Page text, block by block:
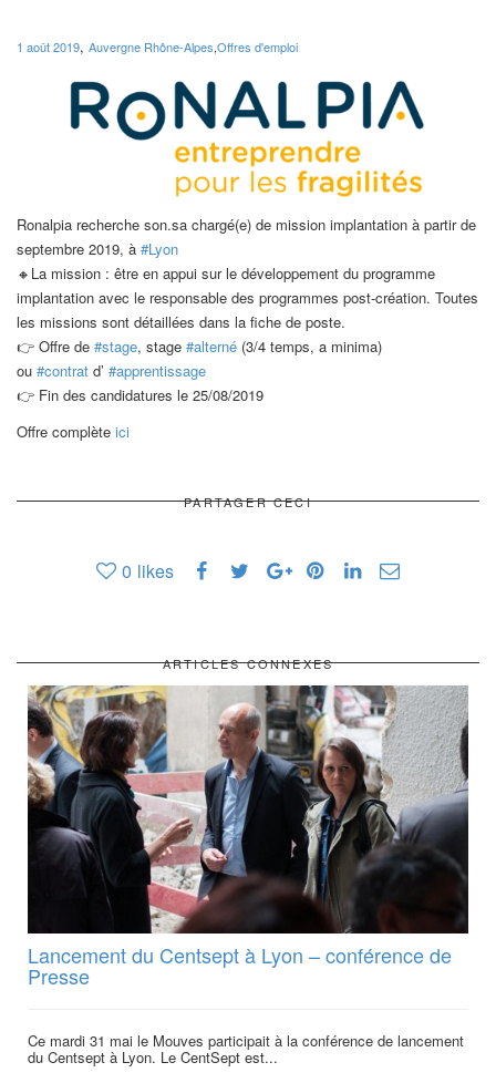
1 août 2019, Auvergne Rhône-Alpes,Offres d'emploi
Ronalpia recherche son.sa chargé(e) de mission implantation à partir de
septembre 2019, à #Lyon
🔸 La mission : être en appui sur le développement du programme
implantation avec le responsable des programmes post-création. Toutes
les missions sont détaillées dans la fiche de poste.
👉 Offre de #stage, stage #alterné (3/4 temps, a minima)
ou #contrat d’ #apprentissage
👉 Fin des candidatures le 25/08/2019
Offre complète ici
PARTAGER CECI
0 likes
ARTICLES CONNEXES
Lancement du Centsept à Lyon – conférence de
Presse
Ce mardi 31 mai le Mouves participait à la conférence de lancement
du Centsept à Lyon. Le CentSept est...